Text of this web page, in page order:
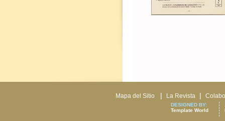
Mapa del Sitio | La Revista |
DESIGNED BY:
Template World